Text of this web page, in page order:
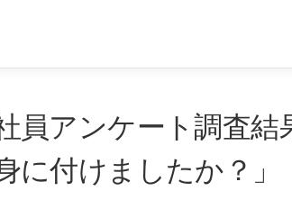
員アンケート調査
に付けましたか？」